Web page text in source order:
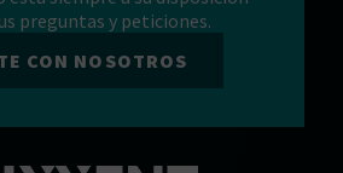
por mejorar nuestro
así como la aplicación y el
de nuestros productos es uno de
preguntas y peticiones.
CON NOSOTROS